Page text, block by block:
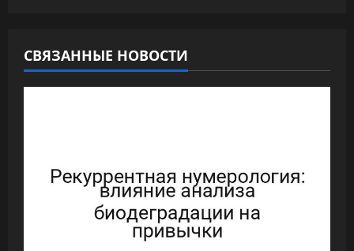
и
я
СВЯЗАННЫЕ НОВОСТИ